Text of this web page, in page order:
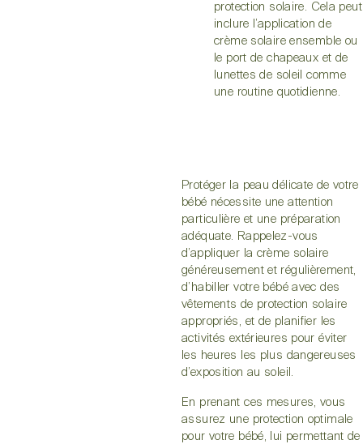
protection solaire. Cela peut
inclure l’application de
crème solaire ensemble ou
le port de chapeaux et de
lunettes de soleil comme
une routine quotidienne.
Protéger la peau délicate de votre
bébé nécessite une attention
particulière et une préparation
adéquate. Rappelez-vous
d’appliquer la crème solaire
généreusement et régulièrement,
d’habiller votre bébé avec des
vêtements de protection solaire
appropriés, et de planifier les
activités extérieures pour éviter
les heures les plus dangereuses
d’exposition au soleil.
En prenant ces mesures, vous
assurez une protection optimale
pour votre bébé, lui permettant de